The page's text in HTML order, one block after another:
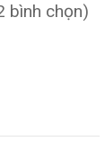
bình chọn)